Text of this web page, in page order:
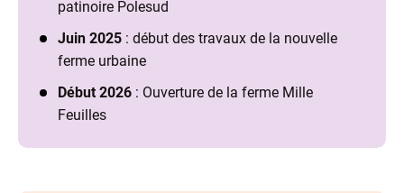
patinoire Polesud
Juin 2025 : début des travaux de la nouvelle
ferme urbaine
Début 2026 : Ouverture de la ferme Mille
Feuilles